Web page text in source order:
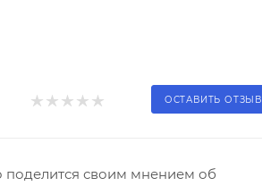
ОСТАВИТЬ ОТЗЫВ
поделится своим мнением об